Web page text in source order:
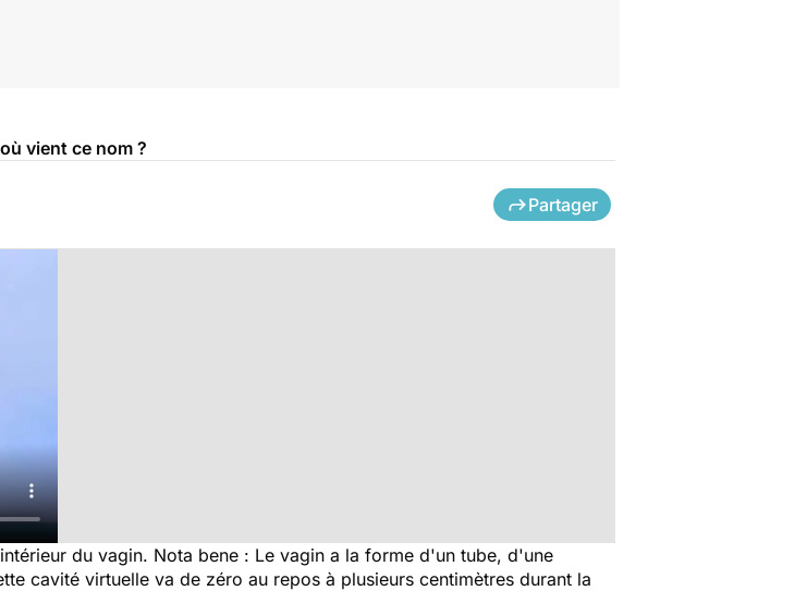
vient ce nom ?
Partager
du vagin. Nota bene : Le vagin a la forme d'un tube, d'une
cavité virtuelle va de zéro au repos à plusieurs centimètres durant la